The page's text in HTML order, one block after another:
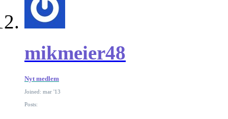
mikmeier48
Nyt medlem
Joined: mar '13
Posts: